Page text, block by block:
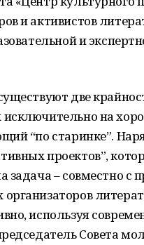
и активистов
и
две
на
“по старинке”.
проектов”,
– совместно с
используя
Совета